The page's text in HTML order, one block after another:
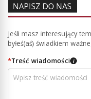
NAPISZ DO NAS
Jeśli masz interesujący
byłeś(aś) świadkiem
*Treść wiadomości i